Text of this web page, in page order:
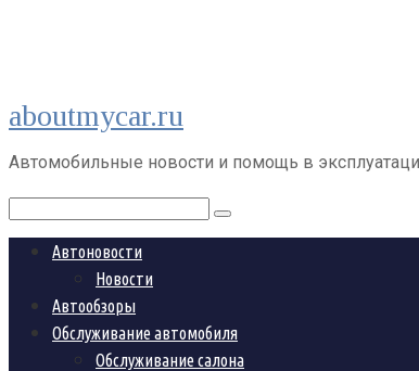
Перейти
к
контенту
aboutmycar.ru
Автомобильные новости и помощь в
Поиск:
Автоновости
Новости
Автообзоры
Обслуживание автомобиля
Обслуживание салона